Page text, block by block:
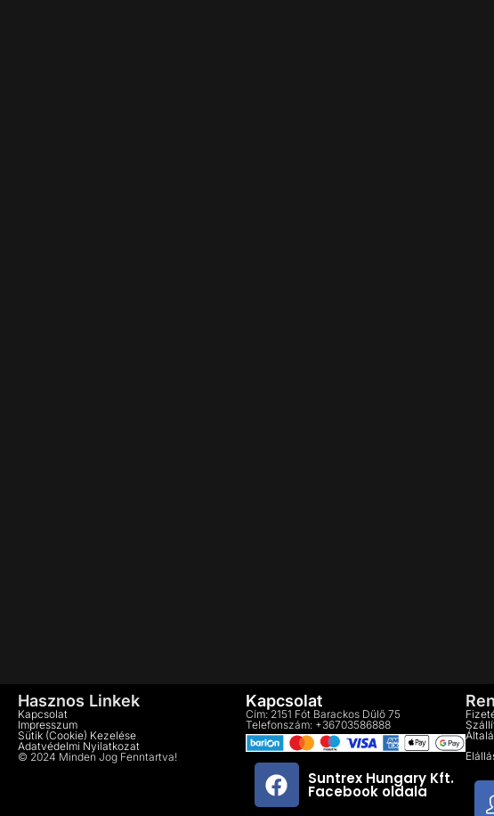
Hasznos Linkek
Kapcsolat
Impresszum
Sütik (cookie) Kezelése
Adatvédelmi Nyilatkozat
© 2024 Minden Jog Fenntartva!
Kapcsolat
Cím: 2151 Fót Barackos Dűlő 75
Telefonszám: +36703586888
Suntrex Hungary Kft.
Facebook oldala